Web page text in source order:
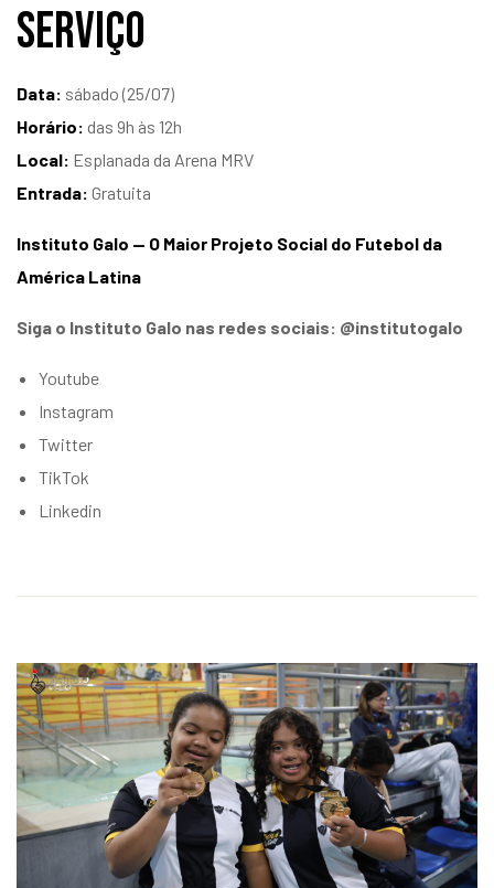
Serviço
Data: sábado (25/07)
Horário: das 9h às 12h
Local: Esplanada da Arena MRV
Entrada: Gratuita
Instituto Galo — O Maior Projeto Social do Futebol da
América Latina
Siga o Instituto Galo nas redes sociais: @institutogalo
Youtube
Instagram
Twitter
TikTok
Linkedin